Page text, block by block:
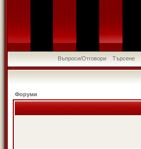
Въпроси/Отговори Търсене
Форуми